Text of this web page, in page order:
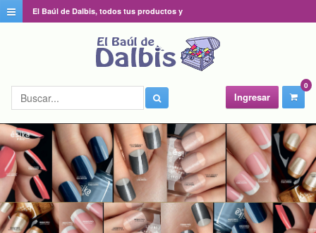
El Baúl de Dalbis, todos tus productos y
0
Ingresar